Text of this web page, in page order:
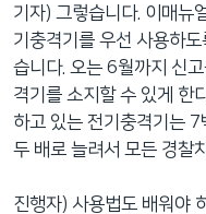
기자) 그렇습니다. 이매뉴
기충격기를 우선 사용하
습니다. 오는 6월까지 신
격기를 소지할 수 있게 한
하고 있는 전기충격기는
두 배로 늘려서 모든 경찰
진행자) 사용법도 배워야